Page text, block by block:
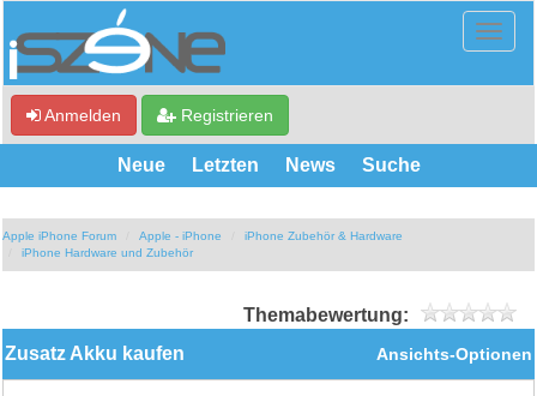
Anmelden Registrieren
Neue Letzten News Suche
Apple iPhone Forum Apple - iPhone
iPhone Zubehör & Hardware
iPhone Hardware und Zubehör
Themabewertung:
Ansichts-Optionen
Zusatz Akku kaufen